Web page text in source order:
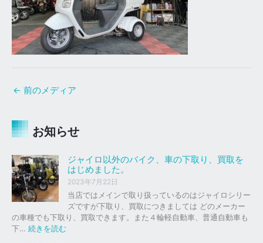
← 前のメディア
お知らせ
ジャイロ以外のバイク、車の下取り、買取を
はじめました。
2023年7月22日
当店ではメインで取り扱っているのはジャイロシリー
ズですが下取り、買取につきましては どのメーカー
の車種でも下取り、買取できます。また４輪軽自動車、普通自動車も
下… 続きを読む